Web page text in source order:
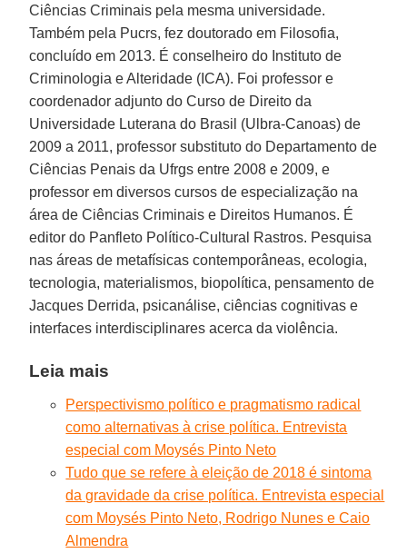
Ciências Criminais pela mesma universidade.
Também pela Pucrs, fez doutorado em Filosofia,
concluído em 2013. É conselheiro do Instituto de
Criminologia e Alteridade (ICA). Foi professor e
coordenador adjunto do Curso de Direito da
Universidade Luterana do Brasil (Ulbra-Canoas) de
2009 a 2011, professor substituto do Departamento de
Ciências Penais da Ufrgs entre 2008 e 2009, e
professor em diversos cursos de especialização na
área de Ciências Criminais e Direitos Humanos. É
editor do Panfleto Político-Cultural Rastros. Pesquisa
nas áreas de metafísicas contemporâneas, ecologia,
tecnologia, materialismos, biopolítica, pensamento de
Jacques Derrida, psicanálise, ciências cognitivas e
interfaces interdisciplinares acerca da violência.
Leia mais
Perspectivismo político e pragmatismo radical
como alternativas à crise política. Entrevista
especial com Moysés Pinto Neto
Tudo que se refere à eleição de 2018 é sintoma
da gravidade da crise política. Entrevista especial
com Moysés Pinto Neto, Rodrigo Nunes e Caio
Almendra